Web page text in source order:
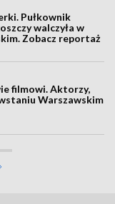
Pułkownik
walczyła w
Zobacz reportaż
filmowi. Aktorzy,
Warszawskim